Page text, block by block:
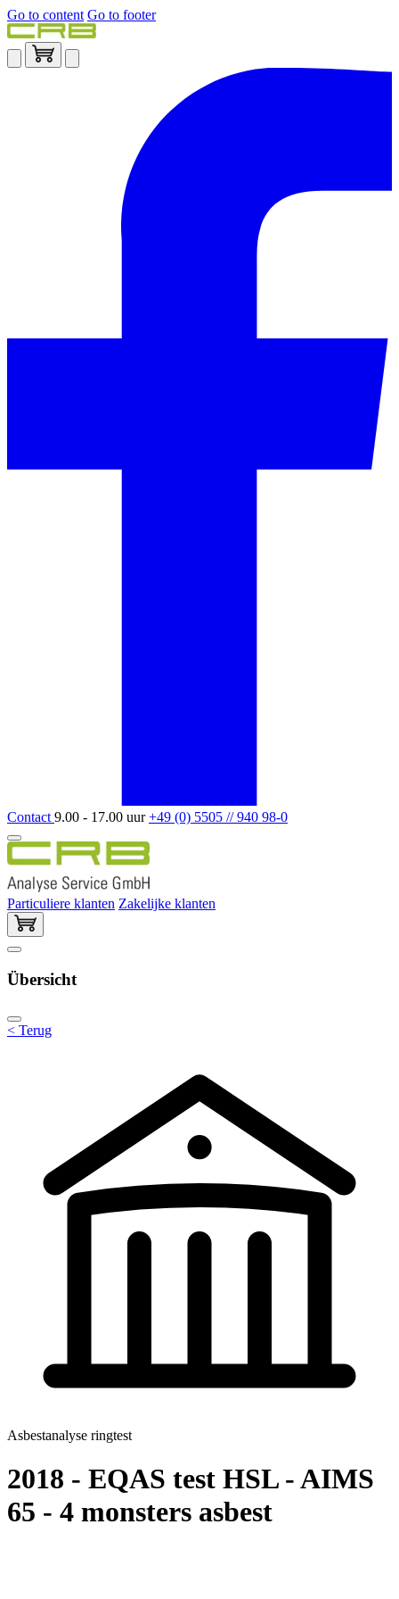
Go to content Go to footer
Contact 9.00 - 17.00 uur+49 (0) 5505 // 940 98-0
Particuliere klanten Zakelijke klanten
Übersicht
< Terug
Asbestanalyse ringtest
2018 - EQAS test HSL - AIMS
65 - 4 monsters asbest